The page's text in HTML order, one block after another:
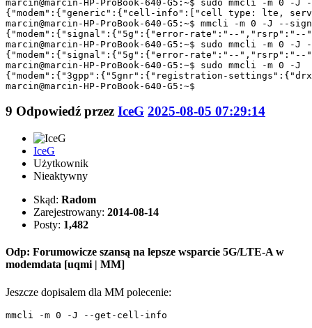
marcin@marcin-HP-ProBook-640-G5:~$ sudo mmcli -m 0
{"modem":{"generic":{"cell-info":["cell type: lte,
marcin@marcin-HP-ProBook-640-G5:~$ mmcli -m 0 -J --
{"modem":{"signal":{"5g":{"error-rate":"--
marcin@marcin-HP-ProBook-640-G5:~$ sudo mmcli -m 0 -
{"modem":{"signal":{"5g":{"error-rate":"--
marcin@marcin-HP-ProBook-640-G5:~$ sudo mmcli -m 0 -J
{"modem":{"3gpp":{"5gnr":{"registration-
marcin@marcin-HP-ProBook-640-G5:~$
9 Odpowiedź przez IceG 2025-08-05 07:29:14
IceG
Użytkownik
Nieaktywny
Skąd: Radom
Zarejestrowany: 2014-08-14
Posty: 1,482
Odp: Forumowicze szansą na lepsze wsparcie 5G/LTE-A w
modemdata [uqmi | MM]
Jeszcze dopisalem dla MM polecenie:
mmcli -m 0 -J --get-cell-info